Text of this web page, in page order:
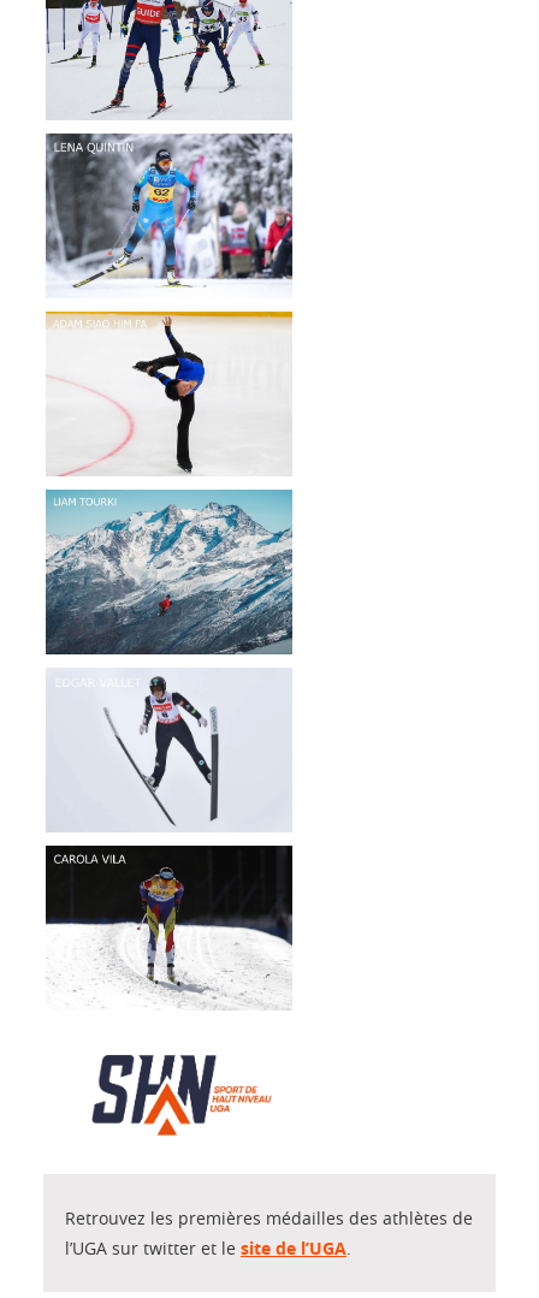
Retrouvez les premières médailles des athlètes de
l’UGA sur twitter et le site de l’UGA